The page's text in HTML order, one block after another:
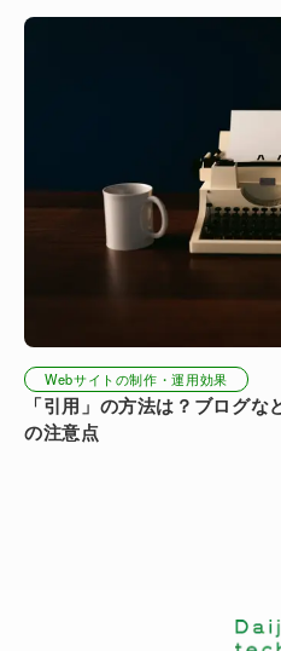
Webサイトの制作・運用効果
「引用」の方法は？ブログ
の注意点